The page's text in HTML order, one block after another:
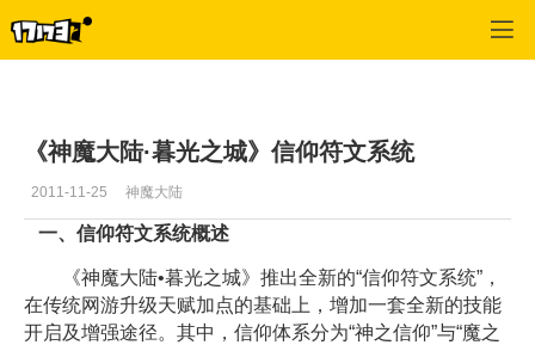
《神魔大陆·暮光之城》信仰符文系统
2011-11-25 神魔大陆
一、信仰符文系统概述
《神魔大陆•暮光之城》推出全新的“信仰符文系统”，
在传统网游升级天赋加点的基础上，增加一套全新的技能
开启及增强途径。其中，信仰体系分为“神之信仰”与“魔之